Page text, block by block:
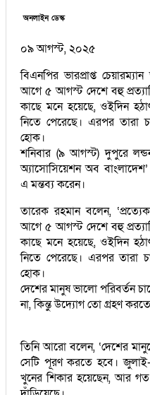
অনলাইন ডেস্ক
০৯ আগস্ট, ২০২৫
বিএনপির ভারপ্রাপ্ত
আগে ৫ আগস্ট দেশে বহু
কাছে মনে হয়েছে, ওইদিন
নিতে পেরেছে। এরপর
হোক।
শনিবার (৯ আগস্ট) দুপুরে
অ্যাসোসিয়েশন অব বাংলাদেশ’
এ মন্তব্য করেন।
তারেক রহমান বলেন,
আগে ৫ আগস্ট দেশে বহু
কাছে মনে হয়েছে, ওইদিন
নিতে পেরেছে। এরপর
হোক।
দেশের মানুষ ভালো পরিবর্তন
না, কিন্তু উদ্যোগ তো গ্রহণ
তিনি আরো বলেন, ‘দেশের
সেটি পূরণ করতে হবে।
খুনের শিকার হয়েছেন, আর